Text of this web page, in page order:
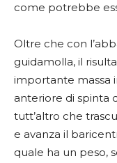
come potrebbe
Oltre che con
guidamolla, il
importante massa
anteriore di spinta
tutt’altro che
e avanza il
quale ha un peso,